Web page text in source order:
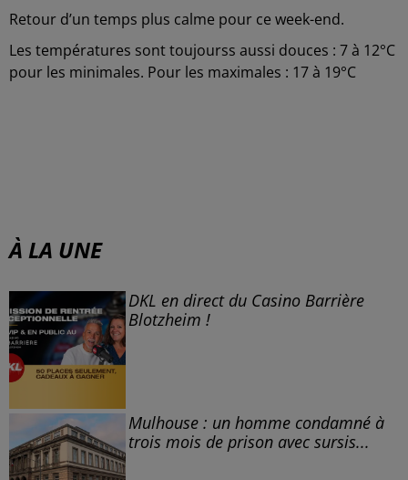
Retour d’un temps plus calme pour ce week-end.
Les températures sont toujourss aussi douces : 7 à 12°C
pour les minimales. Pour les maximales : 17 à 19°C